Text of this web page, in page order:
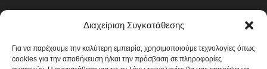
Διαχείριση Συγκατάθεσης
Για να παρέχουμε την καλύτερη εμπειρία, χρησιμοποιούμε τεχνολογίες όπως
cookies για την αποθήκευση ή/και την πρόσβαση σε πληροφορίες
ΔΗΜΟΦΙΛΗ ΚΑΤΗΓΟΡΙΑ
ΝΕΑ ΤΟΥ ΠΕΙΡΑΙΑ
ΟΛΥΜΠΙΑΚΟΣ